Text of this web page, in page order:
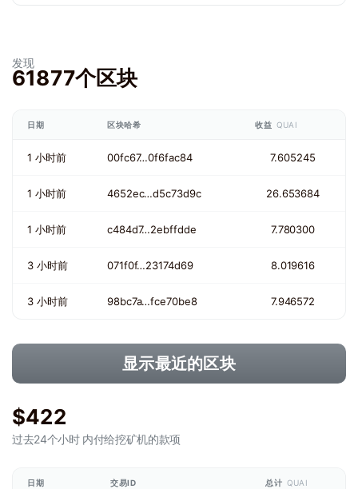
发现
61877个区块
日期 区块哈希 收益 QUAI
1 小时前 00fc67…0f6fac84 7.605245
1 小时前 4652ec…d5c73d9c 26.653684
1 小时前 c484d7…2ebffdde 7.780300
3 小时前 071f0f…23174d69 8.019616
3 小时前 98bc7a…fce70be8 7.946572
显示最近的区块
$422
过去24个小时 内付给挖矿机的款项
日期 交易ID 总计 QUAI